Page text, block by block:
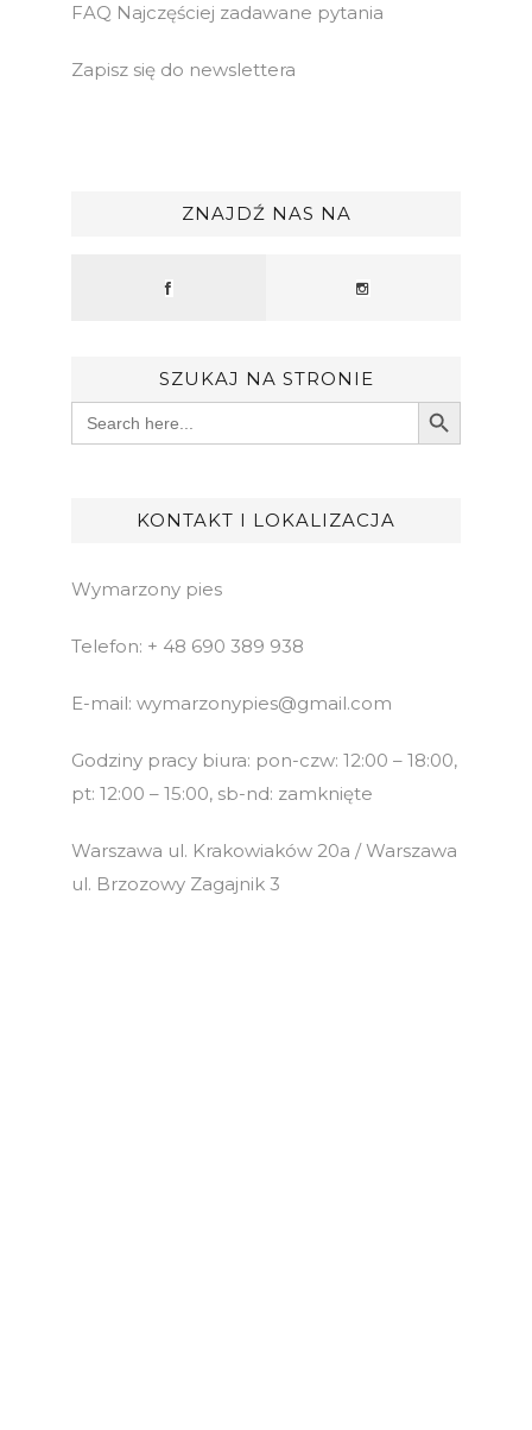
FAQ Najczęściej zadawane pytania
Zapisz się do newslettera
ZNAJDŹ NAS NA
SZUKAJ NA STRONIE
Search
for:
Search Button
KONTAKT I LOKALIZACJA
Wymarzony pies
Telefon: + 48 690 389 938
E-mail: wymarzonypies@gmail.com
Godziny pracy biura: pon-czw: 12:00 – 18:00,
pt: 12:00 – 15:00, sb-nd: zamknięte
Warszawa ul. Krakowiaków 20a / Warszawa
ul. Brzozowy Zagajnik 3